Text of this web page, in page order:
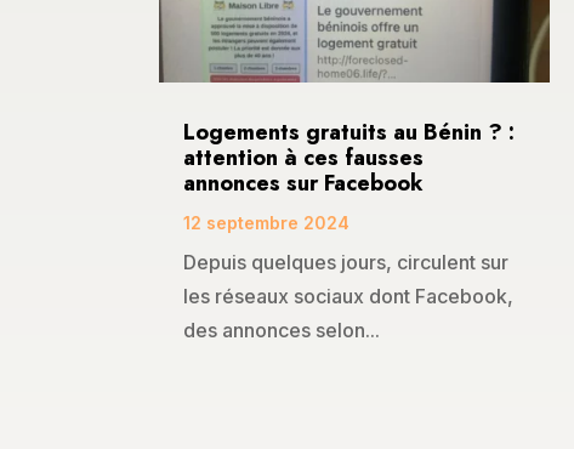
Logements gratuits au Bénin ? :
attention à ces fausses
annonces sur Facebook
12 septembre 2024
Depuis quelques jours, circulent sur
les réseaux sociaux dont Facebook,
des annonces selon...